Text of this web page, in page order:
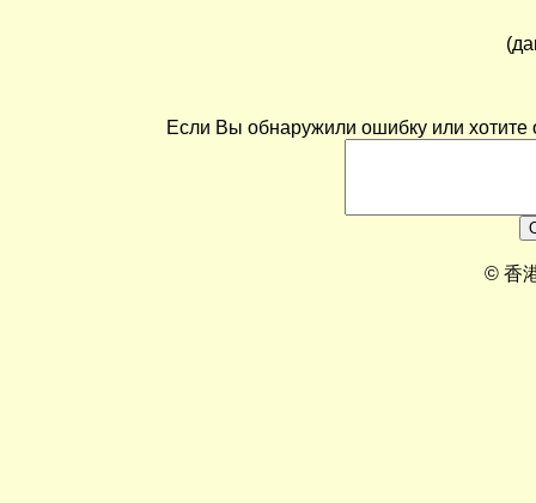
Если Вы обнаружили ошибку или хотите
© 香